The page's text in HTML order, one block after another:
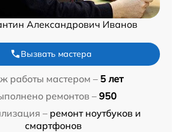
Александрович Иванов
Вызвать мастера
работы мастером – 5 лет
ремонтов – 950
– ремонт ноутбуков и
смартфонов